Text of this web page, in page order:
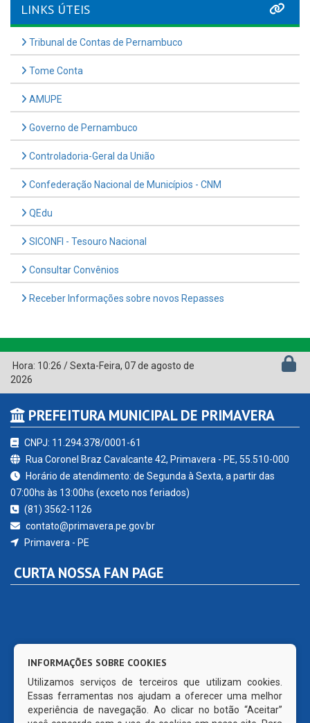
LINKS ÚTEIS
Tribunal de Contas de Pernambuco
Tome Conta
AMUPE
Governo de Pernambuco
Controladoria-Geral da União
Confederação Nacional de Municípios - CNM
QEdu
SICONFI - Tesouro Nacional
Consultar Convênios
Receber Informações sobre novos Repasses
Hora: 10:26 /Sexta-Feira, 07 de agosto de
2026
PREFEITURA MUNICIPAL DE PRIMAVERA
CNPJ: 11.294.378/0001-61
Rua Coronel Braz Cavalcante 42, Primavera - PE, 55.510-000
Horário de atendimento: de Segunda à Sexta, a partir das
07:00hs às 13:00hs (exceto nos feriados)
(81) 3562-1126
contato@primavera.pe.gov.br
Primavera - PE
CURTA NOSSA FAN PAGE
INFORMAÇÕES SOBRE COOKIES
Utilizamos serviços de terceiros que utilizam cookies.
Essas ferramentas nos ajudam a oferecer uma melhor
experiência de navegação. Ao clicar no botão “Aceitar”